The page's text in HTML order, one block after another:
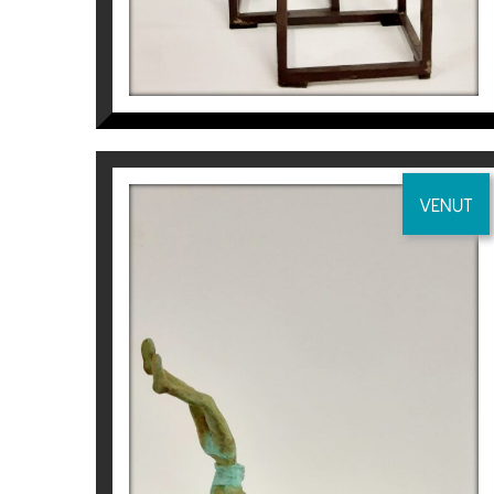
Arte Oviedo,Galería Murillo (Oviedo)
Art3F Mulhouse, Galerie Bouillon d’Art
ST-Art Strasbourg, galleria El Quatre
Per a més informació sobre l’artista
VENUT
BALANCE IV